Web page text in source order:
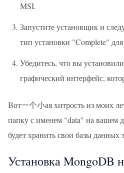
MSI.
Запустите установщик и
тип установки "Complete"
Убедитесь, что вы
графический интерфейс,
Вот一个小ая хитрость из моих
папку с именем "data" на вашем
будет хранить свои базы данных
Установка MongoDB